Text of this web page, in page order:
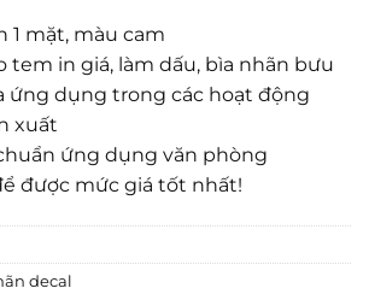
1 mặt, màu cam
tem in giá, làm dấu, bìa nhãn bưu
ứng dụng trong các hoạt động
xuất
ứng dụng văn phòng
được mức giá tốt nhất!
decal